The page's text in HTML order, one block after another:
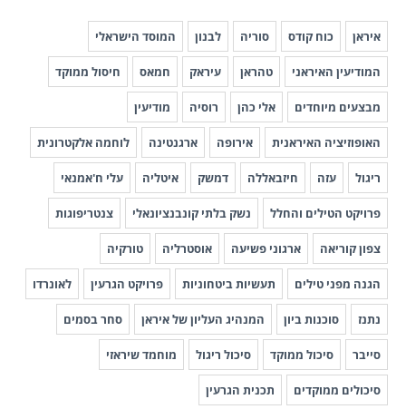
איראן כוח קודס סוריה לבנון המוסד הישראלי
המודיעין האיראני טהראן עיראק חמאס חיסול ממוקד
מבצעים מיוחדים אלי כהן רוסיה מודיעין
האופוזיציה האיראנית אירופה ארגנטינה לוחמה אלקטרונית
ריגול עזה חיזבאללה דמשק איטליה עלי ח'אמנאי
פרויקט הטילים והחלל נשק בלתי קונבנציונאלי צנטריפוגות
צפון קוריאה ארגוני פשיעה אוסטרליה טורקיה
הגנה מפני טילים תעשיות ביטחוניות פרויקט הגרעין לאונרדו
נתנז סוכנות ביון המנהיג העליון של איראן סחר בסמים
סייבר סיכול ממוקד סיכול ריגול מוחמד שיראזי
סיכולים ממוקדים תכנית הגרעין